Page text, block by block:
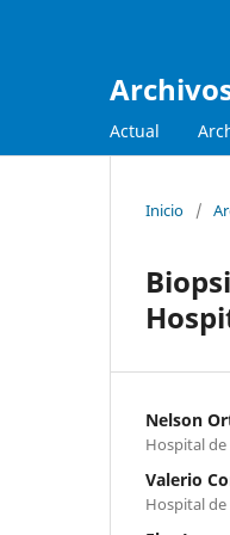
Actual
Inicio /
Nelson
Hospital de
Valerio
Hospital